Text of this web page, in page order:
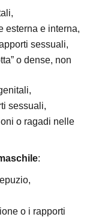
esterna e interna,
sessuali,
o dense, non
sessuali,
o ragadi nelle
:
o i rapporti